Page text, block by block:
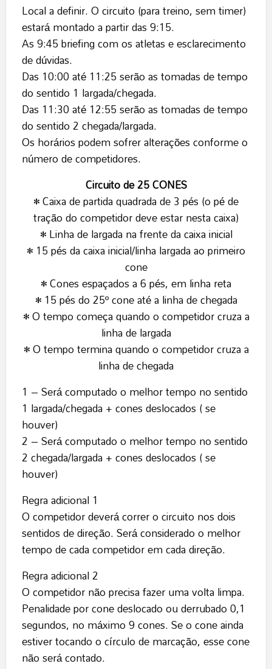
Local a definir. O circuito (para treino, sem timer)
estará montado a partir das 9:15.
As 9:45 briefing com os atletas e esclarecimento
de dúvidas.
Das 10:00 até 11:25 serão as tomadas de tempo
do sentido 1 largada/chegada.
Das 11:30 até 12:55 serão as tomadas de tempo
do sentido 2 chegada/largada.
Os horários podem sofrer alterações conforme o
número de competidores.
Circuito de 25 CONES
• Caixa de partida quadrada de 3 pés (o pé de
tração do competidor deve estar nesta caixa)
• Linha de largada na frente da caixa inicial
• 15 pés da caixa inicial/linha largada ao primeiro
cone
• Cones espaçados a 6 pés, em linha reta
• 15 pés do 25º cone até a linha de chegada
• O tempo começa quando o competidor cruza a
linha de largada
• O tempo termina quando o competidor cruza a
linha de chegada
1 – Será computado o melhor tempo no sentido
1 largada/chegada + cones deslocados ( se
houver)
2 – Será computado o melhor tempo no sentido
2 chegada/largada + cones deslocados ( se
houver)
Regra adicional 1
O competidor deverá correr o circuito nos dois
sentidos de direção. Será considerado o melhor
tempo de cada competidor em cada direção.
Regra adicional 2
O competidor não precisa fazer uma volta limpa.
Penalidade por cone deslocado ou derrubado 0,1
segundos, no máximo 9 cones. Se o cone ainda
estiver tocando o círculo de marcação, esse cone
não será contado.